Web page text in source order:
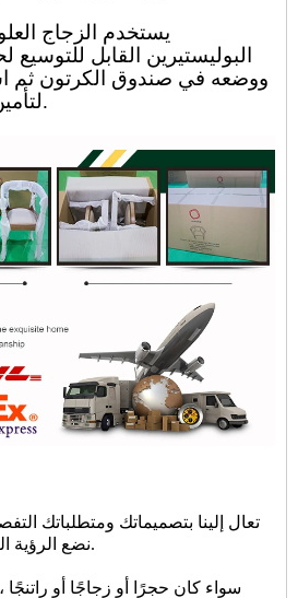
البوليستيرين القابل
ووضعه في صندوق الكرتون ثم
لتأمين الحماية بشكل جيد.
نضع الرؤية التي تفكر فيها على الورق.